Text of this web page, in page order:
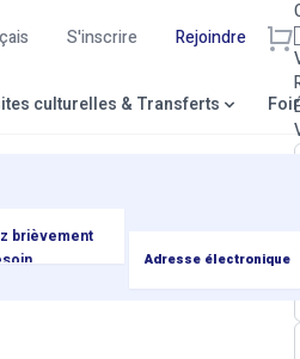
S'inscrire Rejoindre
culturelles & Transferts